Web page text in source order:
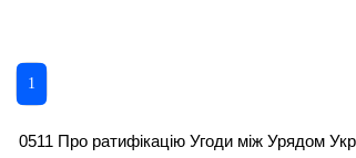
1
0511 Про ратифікацію Угоди між Урядом